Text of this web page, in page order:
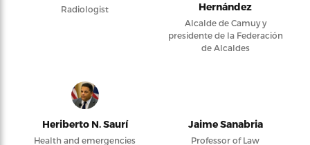
Radiologist
Hernández
Alcalde de Camuy y
presidente de la Federación
de Alcaldes
Heriberto N. Saurí
Health and emergencies
Jaime Sanabria
Professor of Law